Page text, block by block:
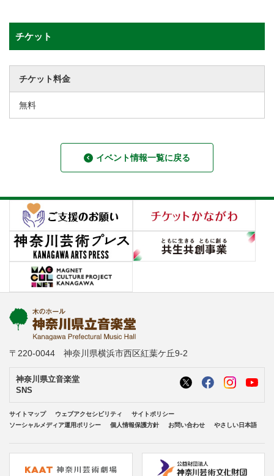
チケット
チケット料金
無料
イベント情報一覧に戻る
〒220-0044 神奈川県横浜市西区紅葉ケ丘9-2
神奈川県立音楽堂
SNS
サイトマップ ウェブアクセシビリティ
サイトポリシー
ソーシャルメディア運用ポリシー
個人情報保護方針 お問い合わせ やさしい日本語